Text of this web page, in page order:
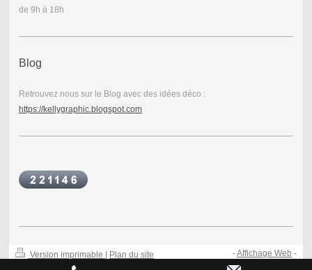
de 9h à 18h
Blog
Retrouvez nous sur le Blog avec des idées déco :
https://kellygraphic.blogspot.com
Version imprimable
Plan du site
-Affichage Web -